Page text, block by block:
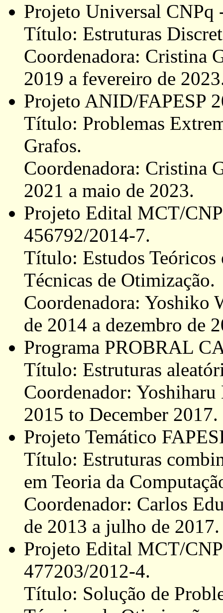
Projeto Universal CNPq
Título: Estruturas
Coordenadora: Cristina
2019 a fevereiro de
Projeto ANID/FAPESP
Título: Problemas
Grafos.
Coordenadora: Cristina
2021 a maio de 2023.
Projeto Edital MCT/
456792/2014-7.
Título: Estudos Teóricos
Técnicas de Otimização.
Coordenadora: Yoshiko
de 2014 a dezembro de
Programa PROBRAL
Título: Estruturas
Coordenador:
2015 to December 2017.
Projeto Temático
Título: Estruturas
em Teoria da
Coordenador: Carlos
de 2013 a julho de 2017.
Projeto Edital MCT/
477203/2012-4.
Título: Solução de